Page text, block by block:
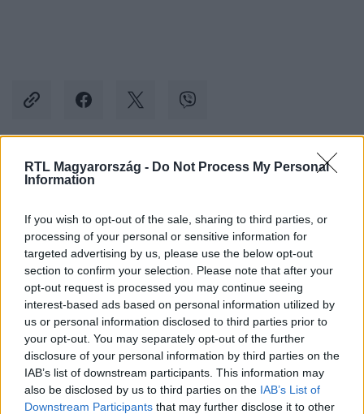
RTL Magyarország - Do Not Process My Personal
Information
If you wish to opt-out of the sale, sharing to third parties, or
processing of your personal or sensitive information for
targeted advertising by us, please use the below opt-out
section to confirm your selection. Please note that after your
opt-out request is processed you may continue seeing
interest-based ads based on personal information utilized by
us or personal information disclosed to third parties prior to
your opt-out. You may separately opt-out of the further
disclosure of your personal information by third parties on the
IAB’s list of downstream participants. This information may
also be disclosed by us to third parties on the IAB’s List of
Downstream Participants that may further disclose it to other
Kövess minket, és értesülj a friss hírekről a
Követem
#KÜLFÖLD METRÓ LÁNYKÉRÉS
#OROSZORSZÁG #LETARTÓZTATÁS